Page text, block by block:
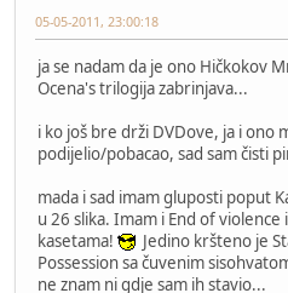
05-05-2011, 23:00:18
ja se nadam da je ono Hičkokov
Ocena's trilogija zabrinjava...
i ko još bre drži DVDove, ja i ono
podijelio/pobacao, sad sam čisti
mada i sad imam gluposti poput
u 26 slika. Imam i End of violence
kasetama!
Jedino kršteno je
Possession sa čuvenim
ne znam ni gdje sam ih stavio...